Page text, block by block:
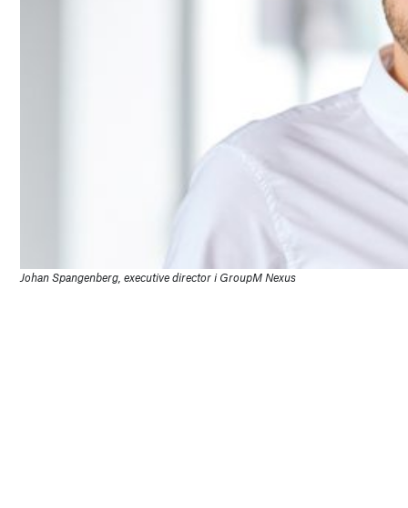
Johan Spangenberg, executive director i GroupM Nexus